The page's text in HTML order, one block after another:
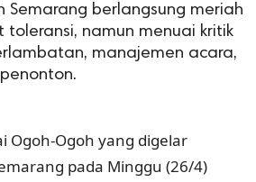
Semarang berlangsung meriah
namun menuai kritik
manajemen acara,
Ogoh-Ogoh yang digelar
pada Minggu (26/4)